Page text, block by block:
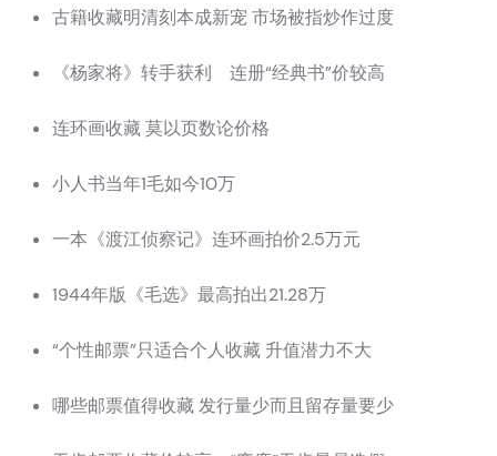
古籍收藏明清刻本成新宠 市场被指炒作过度
《杨家将》转手获利 连册“经典书”价较高
连环画收藏 莫以页数论价格
小人书当年1毛如今10万
一本《渡江侦察记》连环画拍价2.5万元
1944年版《毛选》最高拍出21.28万
“个性邮票”只适合个人收藏 升值潜力不大
哪些邮票值得收藏 发行量少而且留存量要少